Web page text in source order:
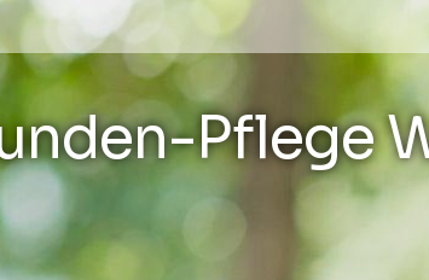
Pflege